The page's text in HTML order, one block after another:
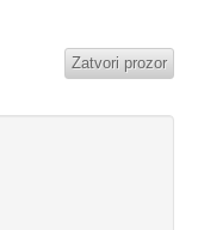
Zatvori prozor